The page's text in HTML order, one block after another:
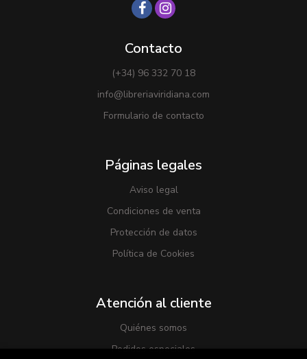
Contacto
(+34) 96 332 70 18
info@libreriaviridiana.com
Formulario de contacto
Páginas legales
Aviso legal
Condiciones de venta
Protección de datos
Política de Cookies
Atención al cliente
Quiénes somos
Pedidos especiales